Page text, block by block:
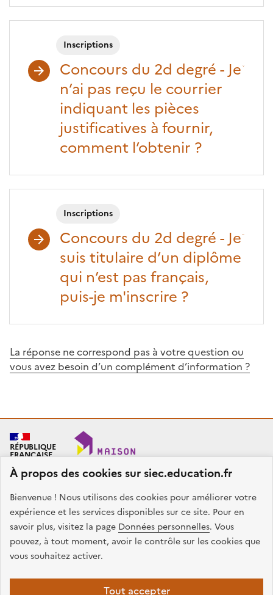
À propos des cookies sur siec.education.fr
Bienvenue ! Nous utilisons des cookies pour améliorer votre
expérience et les services disponibles sur ce site. Pour en
savoir plus, visitez la page Données personnelles. Vous
pouvez, à tout moment, avoir le contrôle sur les cookies que
vous souhaitez activer.
Tout accepter
Inscriptions
Concours du 2d degré - Je
n’ai pas reçu le courrier
indiquant les pièces
justificatives à fournir,
comment l’obtenir ?
Inscriptions
Concours du 2d degré - Je
suis titulaire d’un diplôme
qui n’est pas français,
puis-je m'inscrire ?
La réponse ne correspond pas à votre question ou
vous avez besoin d’un complément d’information ?
RÉPUBLIQUE
FRANÇAISE
SIEC - Maison des examens
Académies de Créteil, Paris et Versailles
7, rue Ernest Renan
94749 ARCUEIL CEDEX
Nous contacter
facebook
x instagramlinkedin